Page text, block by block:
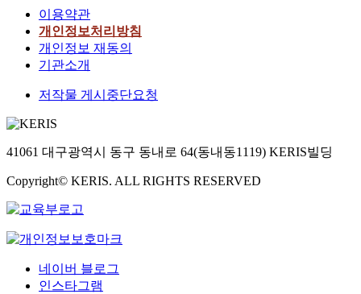
이용약관
개인정보처리방침
개인정보 재동의
기관소개
저작물 게시중단요청
41061 대구광역시 동구 동내로 64(동내동1119) KERIS빌딩
Copyright© KERIS. ALL RIGHTS RESERVED
네이버 블로그
인스타그램